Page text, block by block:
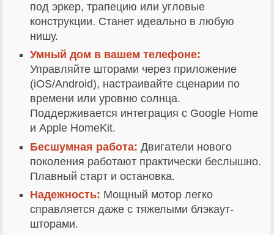
под эркер, трапецию или угловые
конструкции. Станет идеально в любую
нишу.
Умный дом в вашем телефоне:
Управляйте шторами через приложение
(iOS/Android), настраивайте сценарии по
времени или уровню солнца.
Поддерживается интеграция с Google Home
и Apple HomeKit.
Бесшумная работа: Двигатели нового
поколения работают практически беслышно.
Плавный старт и остановка.
Надежность: Мощный мотор легко
справляется даже с тяжелыми блэкаут-
шторами.